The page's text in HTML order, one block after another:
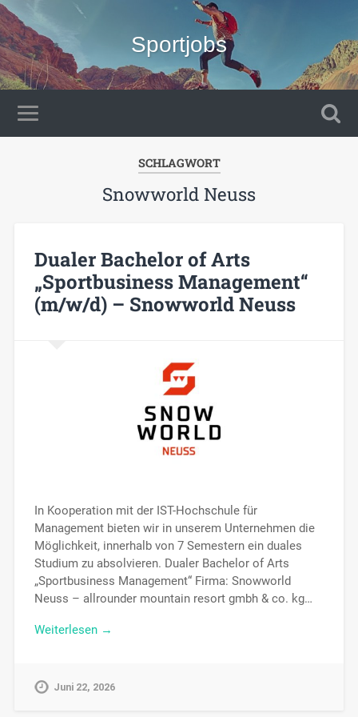
Sportjobs
SCHLAGWORT
Snowworld Neuss
Dualer Bachelor of Arts
„Sportbusiness Management“
(m/w/d) – Snowworld Neuss
In Kooperation mit der IST-Hochschule für
Management bieten wir in unserem Unternehmen die
Möglichkeit, innerhalb von 7 Semestern ein duales
Studium zu absolvieren. Dualer Bachelor of Arts
„Sportbusiness Management“ Firma: Snowworld
Neuss – allrounder mountain resort gmbh & co. kg…
Weiterlesen →
Juni 22, 2026